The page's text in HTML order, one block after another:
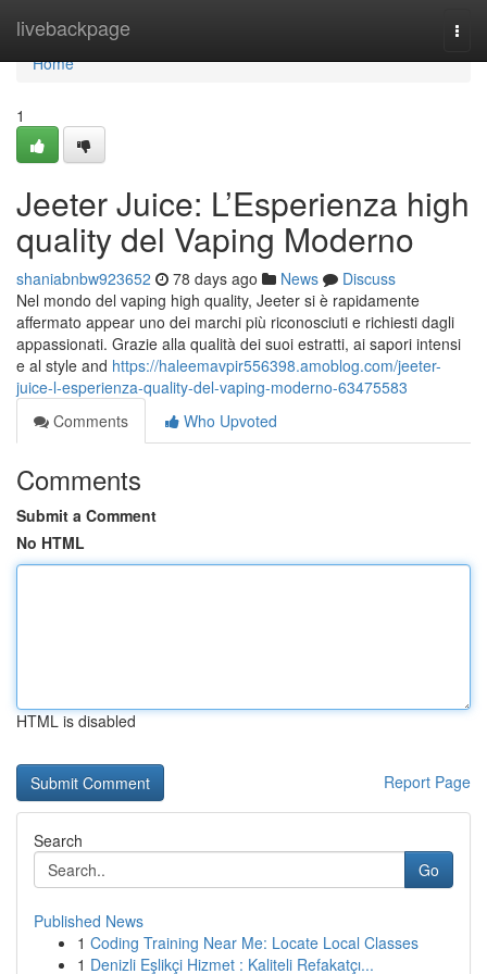
livebackpage
Home
Home
1
Jeeter Juice: L’Esperienza high
quality del Vaping Moderno
shaniabnbw923652 78 days ago News
Discuss
Nel mondo del vaping high quality, Jeeter si è rapidamente
affermato appear uno dei marchi più riconosciuti e richiesti dagli
appassionati. Grazie alla qualità dei suoi estratti, ai sapori intensi
e al style and https://haleemavpir556398.amoblog.com/jeeter-
juice-l-esperienza-quality-del-vaping-moderno-63475583
Comments
Who Upvoted
Comments
Submit a Comment
No HTML
HTML is disabled
Report Page
Search
Go
Published News
1 Coding Training Near Me: Locate Local Classes
1 Denizli Eşlikçi Hizmet : Kaliteli Refakatçı...